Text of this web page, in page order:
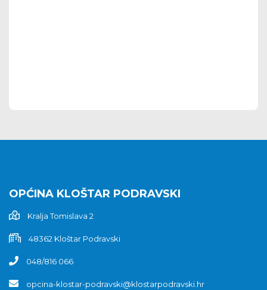
OPĆINA KLOŠTAR PODRAVSKI
Kralja Tomislava 2
48362 Kloštar Podravski
048/816 066
opcina-klostar-podravski@klostarpodravski.hr